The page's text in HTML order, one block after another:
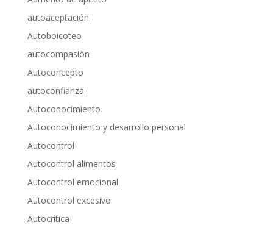
autoaceptación
Autoboicoteo
autocompasión
Autoconcepto
autoconfianza
Autoconocimiento
Autoconocimiento y desarrollo personal
Autocontrol
Autocontrol alimentos
Autocontrol emocional
Autocontrol excesivo
Autocrítica